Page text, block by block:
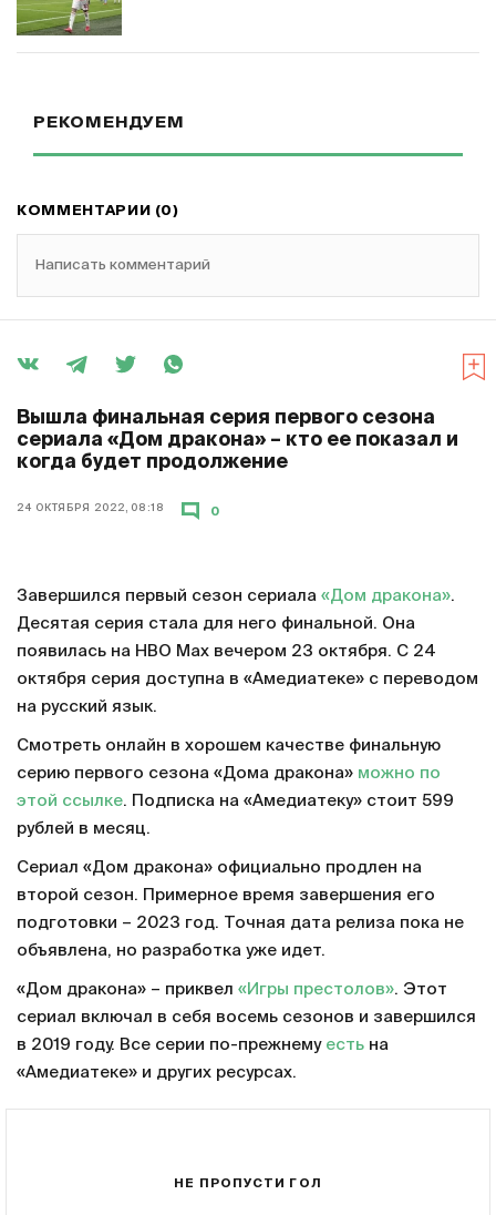
РЕКОМЕНДУЕМ
КОММЕНТАРИИ (0)
Написать комментарий
Вышла финальная серия первого сезона
сериала «Дом дракона» – кто ее показал и
когда будет продолжение
24 ОКТЯБРЯ 2022, 08:18 0
Завершился первый сезон сериала «Дом дракона».
Десятая серия стала для него финальной. Она
появилась на HBO Max вечером 23 октября. С 24
октября серия доступна в «Амедиатеке» с переводом
на русский язык.
Смотреть онлайн в хорошем качестве финальную
серию первого сезона «Дома дракона» можно по
этой ссылке. Подписка на «Амедиатеку» стоит 599
рублей в месяц.
Сериал «Дом дракона» официально продлен на
второй сезон. Примерное время завершения его
подготовки – 2023 год. Точная дата релиза пока не
объявлена, но разработка уже идет.
«Дом дракона» – приквел «Игры престолов». Этот
сериал включал в себя восемь сезонов и завершился
в 2019 году. Все серии по-прежнему есть на
«Амедиатеке» и других ресурсах.
НЕ ПРОПУСТИ ГОЛ